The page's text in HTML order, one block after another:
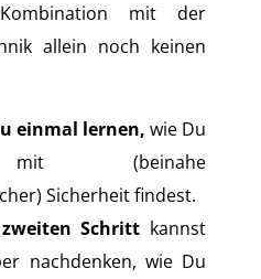
mit der
allein noch keinen
einmal lernen, wie Du
(beinahe
Sicherheit findest.
Schritt kannst
nachdenken, wie Du